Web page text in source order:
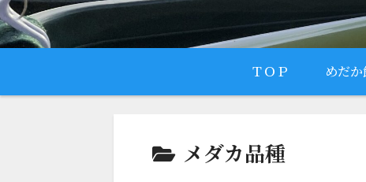
ＴＯＰ めだ
メダカ品種